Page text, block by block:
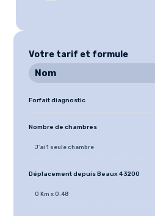
Votre tarif et formule
Nom
Forfait diagnostic
Nombre de chambres
J'ai 1 seule chambre
Déplacement depuis Beaux 43200
0 Km x 0.48